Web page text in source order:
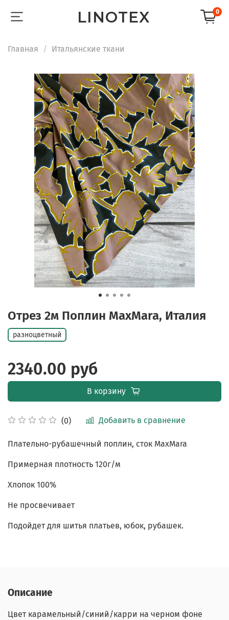
LINOTEX 0
Главная Итальянские ткани
Отрез 2м Поплин MaxMara, Италия
(0) Добавить в сравнение
разноцветный
2340.00 руб
В корзину
Плательно-рубашечный поплин, сток MaxMara
Примерная плотность 120г/м
Хлопок 100%
Не просвечивает
Подойдет для шитья платьев, юбок, рубашек.
Описание
Цвет карамельный/синий/карри на черном фоне